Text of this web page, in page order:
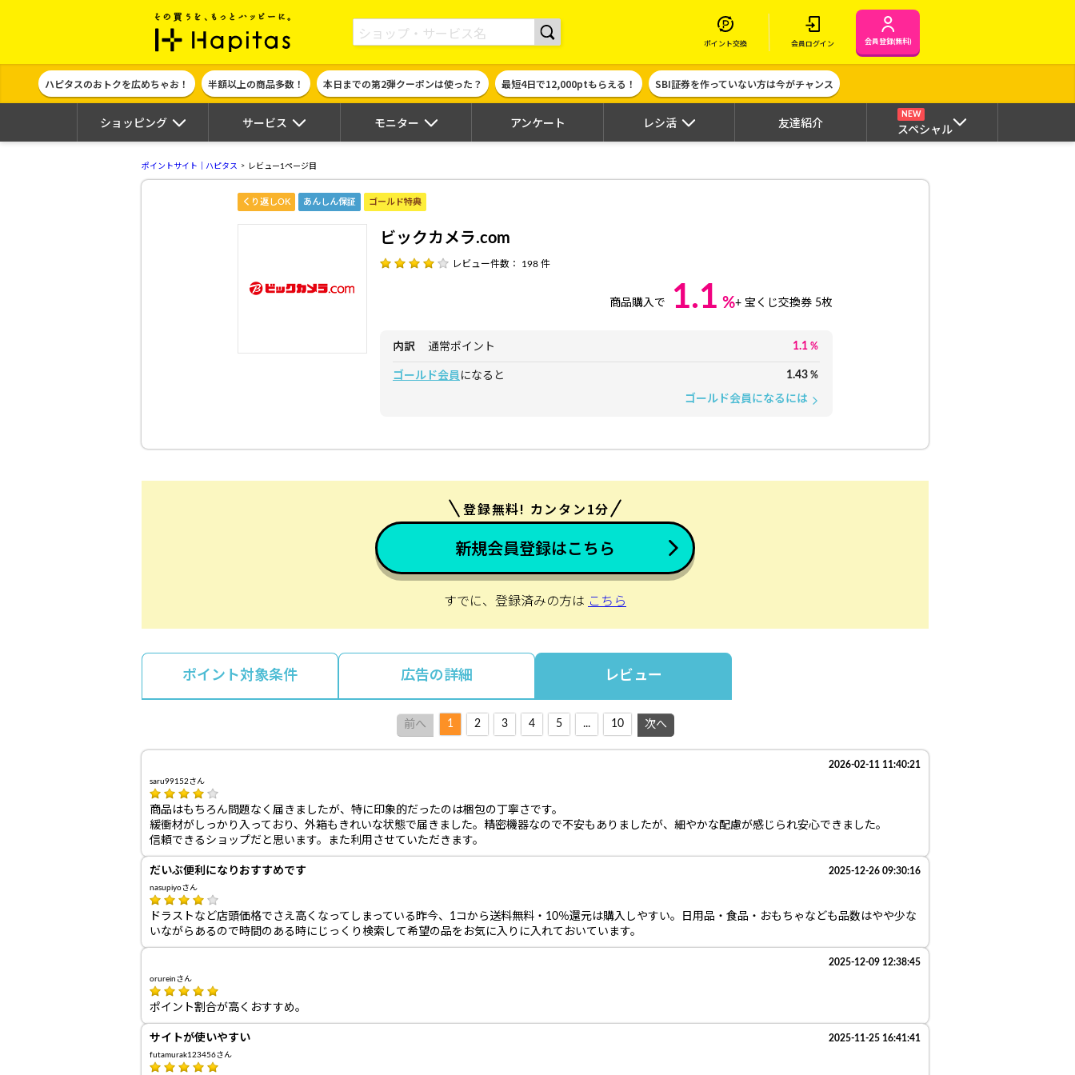
ポイント貯めて現金やギフト券に交換できるポイントサイト | ハピタス
ポイント交換 会員ログイン 会員登録(無料)
ハピタスのおトクを広めちゃお！ 半額以上の商品多数！ 本日までの第2弾クーポンは使った？ 最短4日で12,000ptもらえる！ SBI証券を作っていない方は今がチャンス
ショッピング サービス モニター アンケート レシ活 友達紹介
NEW
スペシャル
ポイントサイト｜ハピタス レビュー1ページ目
くり返しOK あんしん保証 ゴールド特典
ビックカメラ.com
レビュー件数： 198 件
商品購入で 1.1 %+ 宝くじ交換券 5枚
内訳 通常ポイント 1.1 %
ゴールド会員 になると 1.43 %
ゴールド会員になるには arrow_forward_ios
登録無料! カンタン1分
新規会員登録はこちら
すでに、登録済みの方は こちら
ポイント対象条件 広告の詳細 レビュー
前へ 1 2 3 4 5 ... 10 次へ
2026-02-11 11:40:21
saru99152さん
商品はもちろん問題なく届きましたが、特に印象的だったのは梱包の丁寧さです。
緩衝材がしっかり入っており、外箱もきれいな状態で届きました。精密機器なので不安もありましたが、細やかな配慮が感じられ安心できました。
信頼できるショップだと思います。また利用させていただきます。
だいぶ便利になりおすすめです 2025-12-26 09:30:16
nasupiyoさん
ドラストなど店頭価格でさえ高くなってしまっている昨今、1コから送料無料・10％還元は購入しやすい。日用品・食品・おもちゃなども品数はやや少な
いながらあるので時間のある時にじっくり検索して希望の品をお気に入りに入れておいています。
2025-12-09 12:38:45
orureinさん
ポイント割合が高くおすすめ。
サイトが使いやすい 2025-11-25 16:41:41
futamurak123456さん